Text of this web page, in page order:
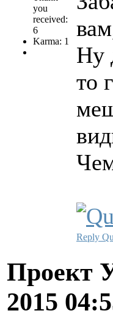
you
received:
6
Karma: 1
Ну
то
Reply
Проект
2015